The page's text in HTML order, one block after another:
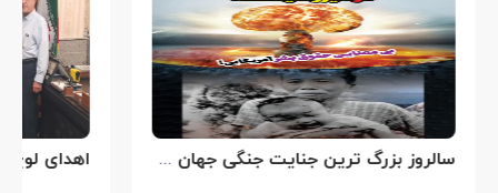
سالروز بزرگ ترین جنایت جنگی جهان علیه بشریت توسط بزرگ ترین مدعی دروغین حقوق بشر